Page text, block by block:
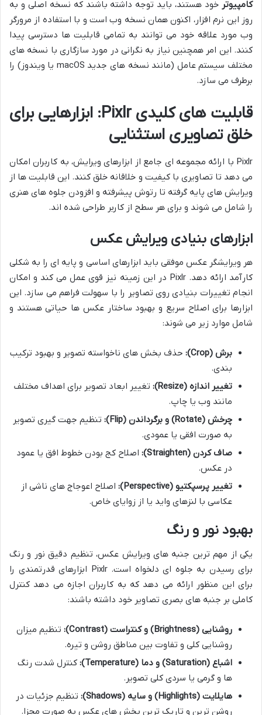
کامپیوتر خود هستند، باید توجه داشته باشند که نسخه اصلی و به
روز این نرم افزار، اکنون همان نسخه وب است و با استفاده از مرورگر
وب مورد علاقه خود می توانند به تمامی قابلیت ها دسترسی پیدا
کنند. این امر همچنین نیاز به نگرانی در مورد سازگاری با نسخه های
مختلف سیستم عامل (مانند نسخه های جدید macOS یا ویندوز) را
برطرف می سازد.
قابلیت های کلیدی Pixlr: ابزارهایی برای
خلق تصاویری استثنایی
Pixlr با ارائه مجموعه ای جامع از ابزارهای ویرایش، به کاربران امکان
می دهد تا تصاویری با کیفیت و خلاقانه خلق کنند. این قابلیت ها از
ویرایش های پایه گرفته تا رتوش پیشرفته و افزودن جلوه های هنری
را شامل می شوند و برای هر سطح از کاربر طراحی شده اند.
ابزارهای بنیادی ویرایش عکس
هر ویرایشگر عکس موفقی باید ابزارهای اساسی و پایه ای را به شکلی
کارآمد ارائه دهد. Pixlr در این زمینه نیز قوی عمل می کند و امکان
انجام تغییرات بنیادی روی تصاویر را با سهولت فراهم می سازد. این
ابزارها برای اصلاح سریع و بهبود ساختار عکس ها حیاتی هستند و
شامل موارد زیر می شوند:
برش (Crop):
حذف بخش های ناخواسته تصویر و بهبود ترکیب
بندی.
تغییر اندازه (Resize):
تغییر ابعاد تصویر برای اهداف مختلف
مانند وب یا چاپ.
چرخش (Rotate) و برگرداندن (Flip):
تنظیم جهت گیری تصویر
به صورت افقی یا عمودی.
صاف کردن (Straighten):
اصلاح کج بودن خطوط افق یا عمود
در عکس.
تغییر پرسپکتیو (Perspective):
اصلاح اعوجاج های ناشی از
عکاسی با لنزهای واید یا از زوایای خاص.
بهبود نور و رنگ
یکی از مهم ترین جنبه های ویرایش عکس، تنظیم دقیق نور و رنگ
برای رسیدن به جلوه ای دلخواه است. Pixlr ابزارهای قدرتمندی را
برای این منظور ارائه می دهد که به کاربران اجازه می دهد کنترل
کاملی بر جنبه های بصری تصاویر خود داشته باشند:
روشنایی (Brightness) و کنتراست (Contrast):
تنظیم میزان
روشنایی کلی و تفاوت بین مناطق روشن و تیره.
اشباع (Saturation) و دما (Temperature):
کنترل شدت رنگ
ها و گرمی یا سردی کلی تصویر.
هایلایت (Highlights) و سایه (Shadows):
تنظیم جزئیات در
روشن ترین و تاریک ترین بخش های عکس به صورت مجزا.